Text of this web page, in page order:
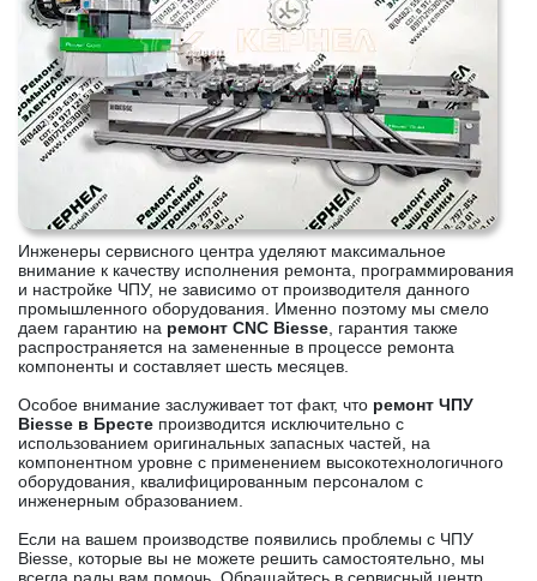
Инженеры сервисного центра уделяют максимальное
внимание к качеству исполнения ремонта, программирования
и настройке ЧПУ, не зависимо от производителя данного
промышленного оборудования. Именно поэтому мы смело
даем гарантию на ремонт CNC Biesse , гарантия также
распространяется на замененные в процессе ремонта
компоненты и составляет шесть месяцев.
Особое внимание заслуживает тот факт, что ремонт ЧПУ
Biesse в Бресте производится исключительно с
использованием оригинальных запасных частей, на
компонентном уровне с применением высокотехнологичного
оборудования, квалифицированным персоналом с
инженерным образованием.
Если на вашем производстве появились проблемы с ЧПУ
Biesse, которые вы не можете решить самостоятельно, мы